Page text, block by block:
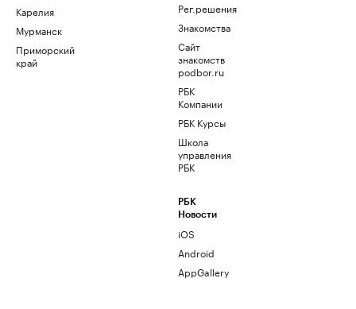
Карелия
Мурманск
Приморский
край
Рег.решения
Знакомства
Сайт
знакомств
podbor.ru
РБК
Компании
РБК Курсы
Школа
управления
РБК
РБК
Новости
iOS
Android
AppGallery